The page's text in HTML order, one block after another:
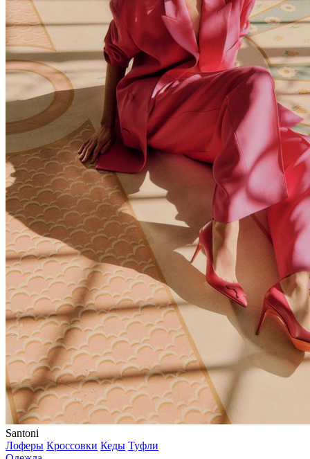
Santoni
Лоферы Кроссовки Кеды Туфли